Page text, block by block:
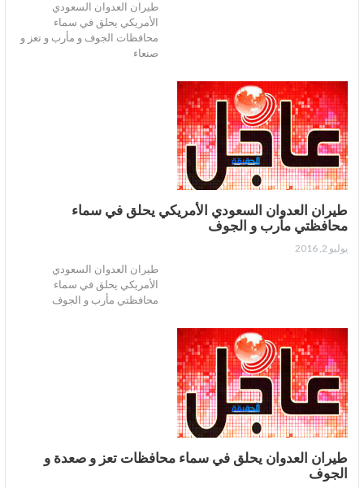
طيران العدوان السعودي
الأمريكي يحلق في سماء
محافظات الجوف و مأرب و تعز و
صنعاء
طيران العدوان السعودي الأمريكي يحلق في سماء
محافظتي مأرب و الجوف
يوليو 2, 2016
طيران العدوان السعودي
الأمريكي يحلق في سماء
محافظتي مأرب و الجوف
طيران العدوان يحلق في سماء محافظات تعز و صعدة و
الجوف